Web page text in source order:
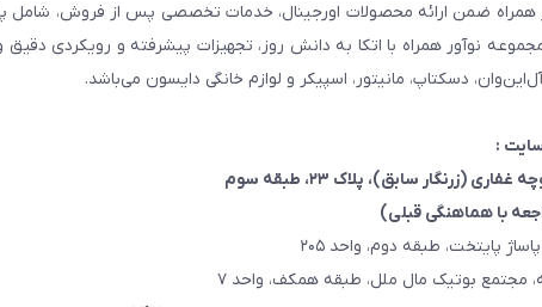
همراه ضمن ارائه محصولات اورجینال، خدمات تخصصی پس از فروش، شامل
مجموعه نوآور همراه با اتکا به دانش روز، تجهیزات پیشرفته و رویکردی
دسکتاپ، مانیتور، اسپیکر و لوازم خانگی دایسون می‌باشد.
:
غفاری (زرنگار سابق)، پلاک ۲۳، طبقه سوم
پایتخت، طبقه دوم، واحد ۲۰۵